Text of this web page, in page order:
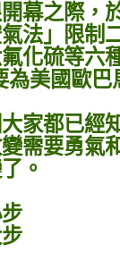
幕之際，
法」限制
化硫等六
為美國歐巴
家都已經
需要勇氣
。